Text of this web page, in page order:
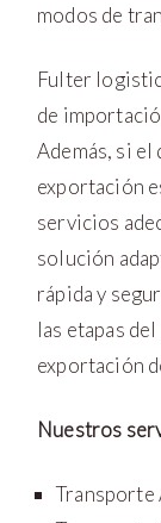
modos de
Fulter
de
Además, si
exportación
servicios
solución
rápida y
las etapas
exportación
Nuestros
Transporte